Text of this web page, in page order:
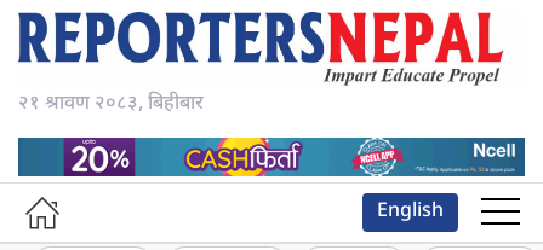
२१ श्रावण २०८३, बिहीबार
English